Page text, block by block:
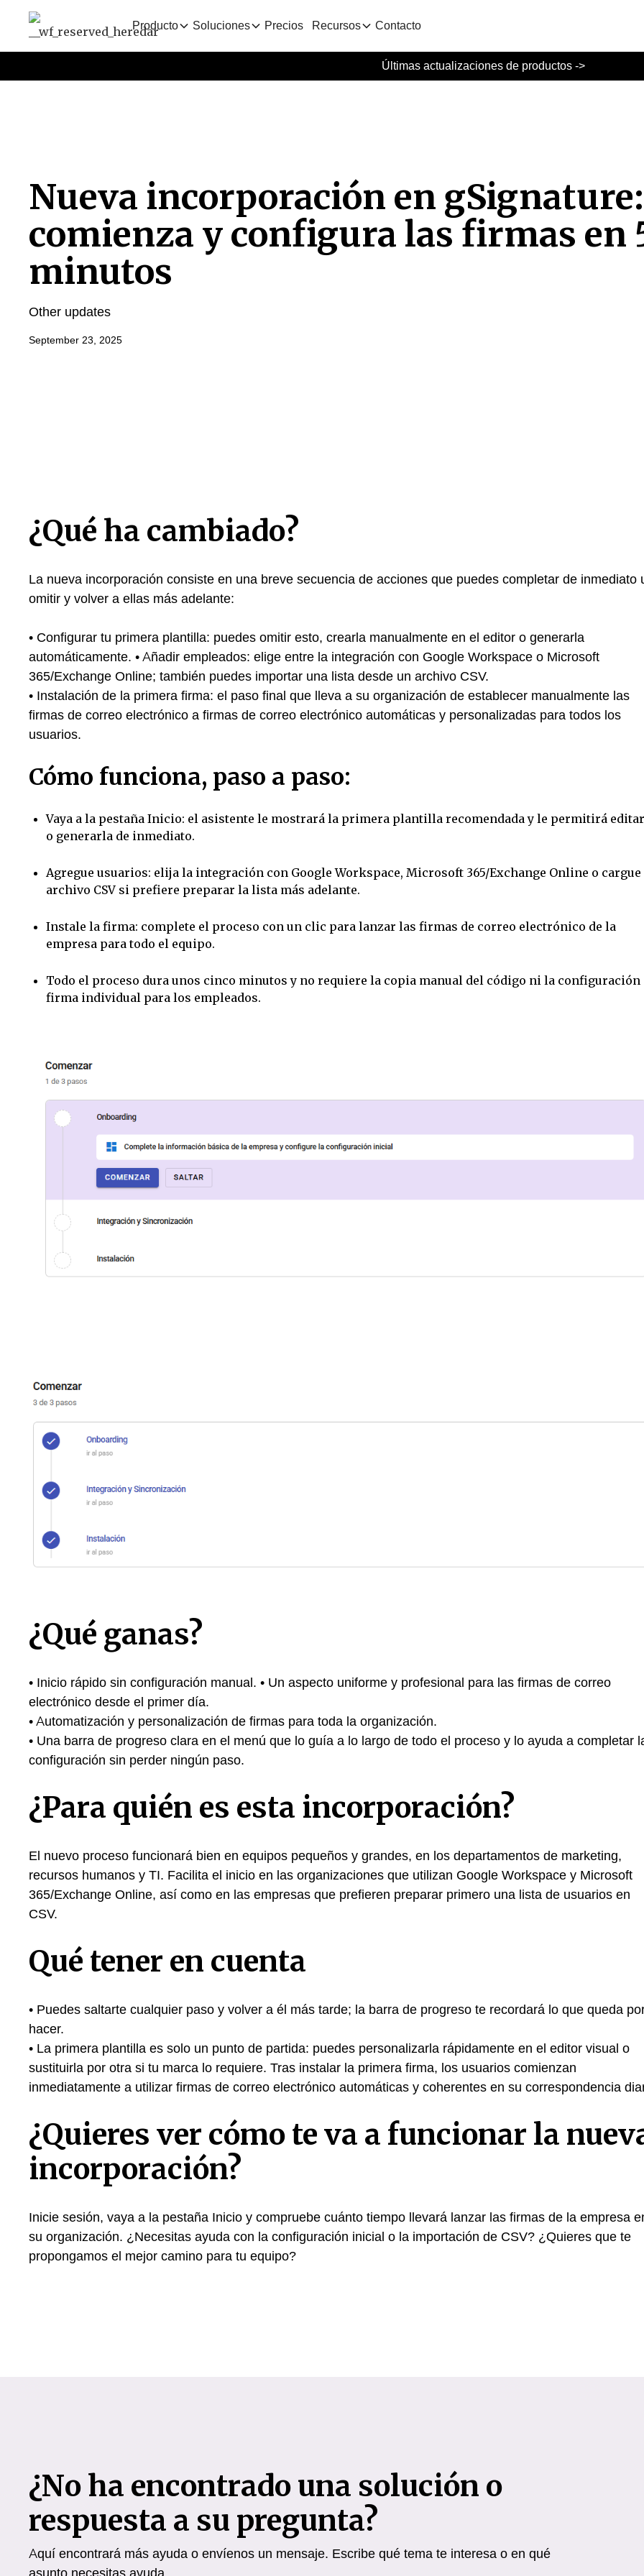
Producto Soluciones Precios Recursos Contacto
Últimas actualizaciones de productos ->
Nueva incorporación en gSignature:
comienza y configura las firmas en
minutos
Other updates
September 23, 2025
¿Qué ha cambiado?
La nueva incorporación consiste en una breve secuencia de acciones que puedes completar de inmediato
omitir y volver a ellas más adelante:
• Configurar tu primera plantilla: puedes omitir esto, crearla manualmente en el editor o generarla
automáticamente. • Añadir empleados: elige entre la integración con Google Workspace o Microsoft
365/Exchange Online; también puedes importar una lista desde un archivo CSV.
• Instalación de la primera firma: el paso final que lleva a su organización de establecer manualmente las
firmas de correo electrónico a firmas de correo electrónico automáticas y personalizadas para todos los
usuarios.
Cómo funciona, paso a paso:
Vaya a la pestaña Inicio: el asistente le mostrará la primera plantilla recomendada y le permitirá
o generarla de inmediato.
Agregue usuarios: elija la integración con Google Workspace, Microsoft 365/Exchange Online o cargue
archivo CSV si prefiere preparar la lista más adelante.
Instale la firma: complete el proceso con un clic para lanzar las firmas de correo electrónico de la
empresa para todo el equipo.
Todo el proceso dura unos cinco minutos y no requiere la copia manual del código ni la configuración
firma individual para los empleados.
¿Qué ganas?
• Inicio rápido sin configuración manual. • Un aspecto uniforme y profesional para las firmas de correo
electrónico desde el primer día.
• Automatización y personalización de firmas para toda la organización.
• Una barra de progreso clara en el menú que lo guía a lo largo de todo el proceso y lo ayuda a completar
configuración sin perder ningún paso.
¿Para quién es esta incorporación?
El nuevo proceso funcionará bien en equipos pequeños y grandes, en los departamentos de marketing,
recursos humanos y TI. Facilita el inicio en las organizaciones que utilizan Google Workspace y Microsoft
365/Exchange Online, así como en las empresas que prefieren preparar primero una lista de usuarios en
CSV.
Qué tener en cuenta
• Puedes saltarte cualquier paso y volver a él más tarde; la barra de progreso te recordará lo que queda
hacer.
• La primera plantilla es solo un punto de partida: puedes personalizarla rápidamente en el editor visual o
sustituirla por otra si tu marca lo requiere. Tras instalar la primera firma, los usuarios comienzan
inmediatamente a utilizar firmas de correo electrónico automáticas y coherentes en su correspondencia
¿Quieres ver cómo te va a funcionar la
incorporación?
Inicie sesión, vaya a la pestaña Inicio y compruebe cuánto tiempo llevará lanzar las firmas de la empresa
su organización. ¿Necesitas ayuda con la configuración inicial o la importación de CSV? ¿Quieres que te
propongamos el mejor camino para tu equipo?
¿No ha encontrado una solución o
respuesta a su pregunta?
Aquí encontrará más ayuda o envíenos un mensaje. Escribe qué tema te interesa o en qué
asunto necesitas ayuda.